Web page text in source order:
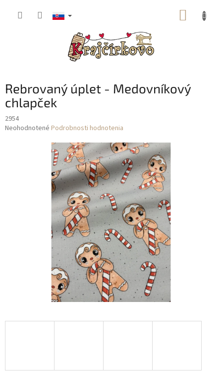
Rebrovaný úplet - Medovníkový
chlapček
2954
Priemerné
Neohodnotené Podrobnosti hodnotenia